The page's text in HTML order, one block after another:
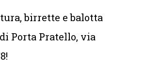
birrette e balotta
Porta Pratello, via